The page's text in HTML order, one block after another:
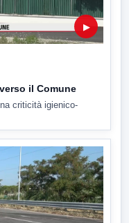
▶
il Comune
criticità igienico-